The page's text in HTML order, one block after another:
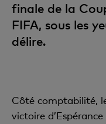
finale de la
FIFA, sous les
délire.
Côté comptabilité,
victoire